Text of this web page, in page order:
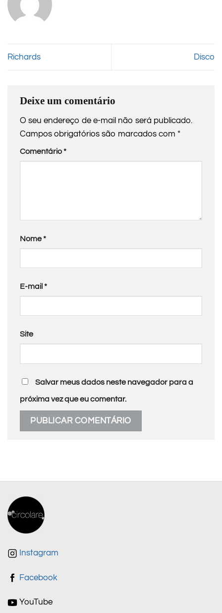
Richards Disco
Deixe um comentário
O seu endereço de e-mail não será publicado.
Campos obrigatórios são marcados com *
Comentário*
Nome*
E-mail *
Site
Salvar meus dados neste navegador para a
próxima vez que eu comentar.
Instagram
Facebook
YouTube